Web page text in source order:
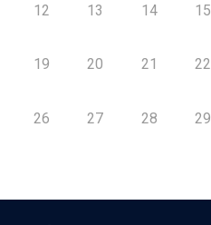
12 13 14 15
19 20 21 22
26 27 28 29